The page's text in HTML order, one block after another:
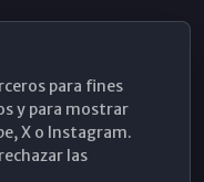
para fines
y para mostrar
X o Instagram.
las